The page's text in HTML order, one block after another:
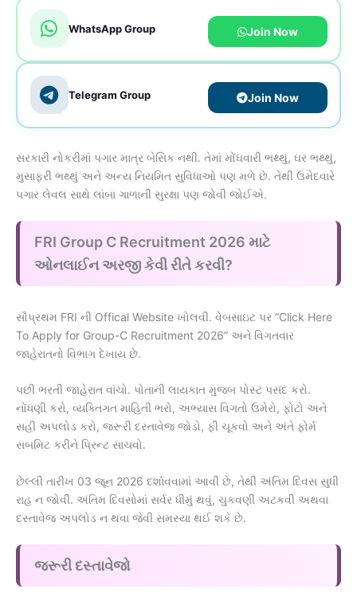
WhatsApp Group Join Now
Telegram Group Join Now
સરકારી નોકરીમાં પગાર માત્ર બેસિક નથી. તેમાં મોંઘવારી ભથ્થું, ઘર ભથ્થું,
મુસાફરી ભથ્થું અને અન્ય નિયમિત સુવિધાઓ પણ મળે છે. તેથી ઉમેદવારે
પગાર લેવલ સાથે લાંબા ગાળાની સુરક્ષા પણ જોવી જોઈએ.
FRI Group C Recruitment 2026 માટે
ઓનલાઈન અરજી કેવી રીતે કરવી?
સૌપ્રથમ FRI ની Offical Website ખોલવી. વેબસાઇટ પર “Click Here
To Apply for Group-C Recruitment 2026” અને વિગતવાર
જાહેરાતનો વિભાગ દેખાય છે.
પછી ભરતી જાહેરાત વાંચો. પોતાની લાયકાત મુજબ પોસ્ટ પસંદ કરો.
નોંધણી કરો, વ્યક્તિગત માહિતી ભરો, અભ્યાસ વિગતો ઉમેરો, ફોટો અને
સહી અપલોડ કરો, જરૂરી દસ્તાવેજ જોડો, ફી ચૂકવો અને અંતે ફોર્મ
સબમિટ કરીને પ્રિન્ટ સાચવો.
છેલ્લી તારીખ 03 જૂન 2026 દર્શાવવામાં આવી છે, તેથી અંતિમ દિવસ સુધી
રાહ ન જોવી. અંતિમ દિવસોમાં સર્વર ધીમું થવું, ચુકવણી અટકવી અથવા
દસ્તાવેજ અપલોડ ન થવા જેવી સમસ્યા થઈ શકે છે.
જરૂરી દસ્તાવેજો